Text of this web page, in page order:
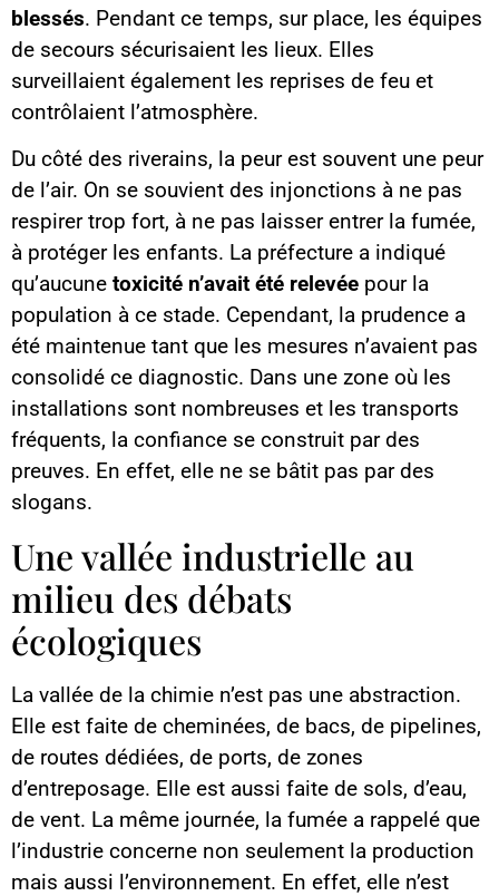
blessés. Pendant ce temps, sur place, les équipes
de secours sécurisaient les lieux. Elles
surveillaient également les reprises de feu et
contrôlaient l’atmosphère.
Du côté des riverains, la peur est souvent une peur
de l’air. On se souvient des injonctions à ne pas
respirer trop fort, à ne pas laisser entrer la fumée,
à protéger les enfants. La préfecture a indiqué
qu’aucune toxicité n’avait été relevée pour la
population à ce stade. Cependant, la prudence a
été maintenue tant que les mesures n’avaient pas
consolidé ce diagnostic. Dans une zone où les
installations sont nombreuses et les transports
fréquents, la confiance se construit par des
preuves. En effet, elle ne se bâtit pas par des
slogans.
Une vallée industrielle au
milieu des débats
écologiques
La vallée de la chimie n’est pas une abstraction.
Elle est faite de cheminées, de bacs, de pipelines,
de routes dédiées, de ports, de zones
d’entreposage. Elle est aussi faite de sols, d’eau,
de vent. La même journée, la fumée a rappelé que
l’industrie concerne non seulement la production
mais aussi l’environnement. En effet, elle n’est